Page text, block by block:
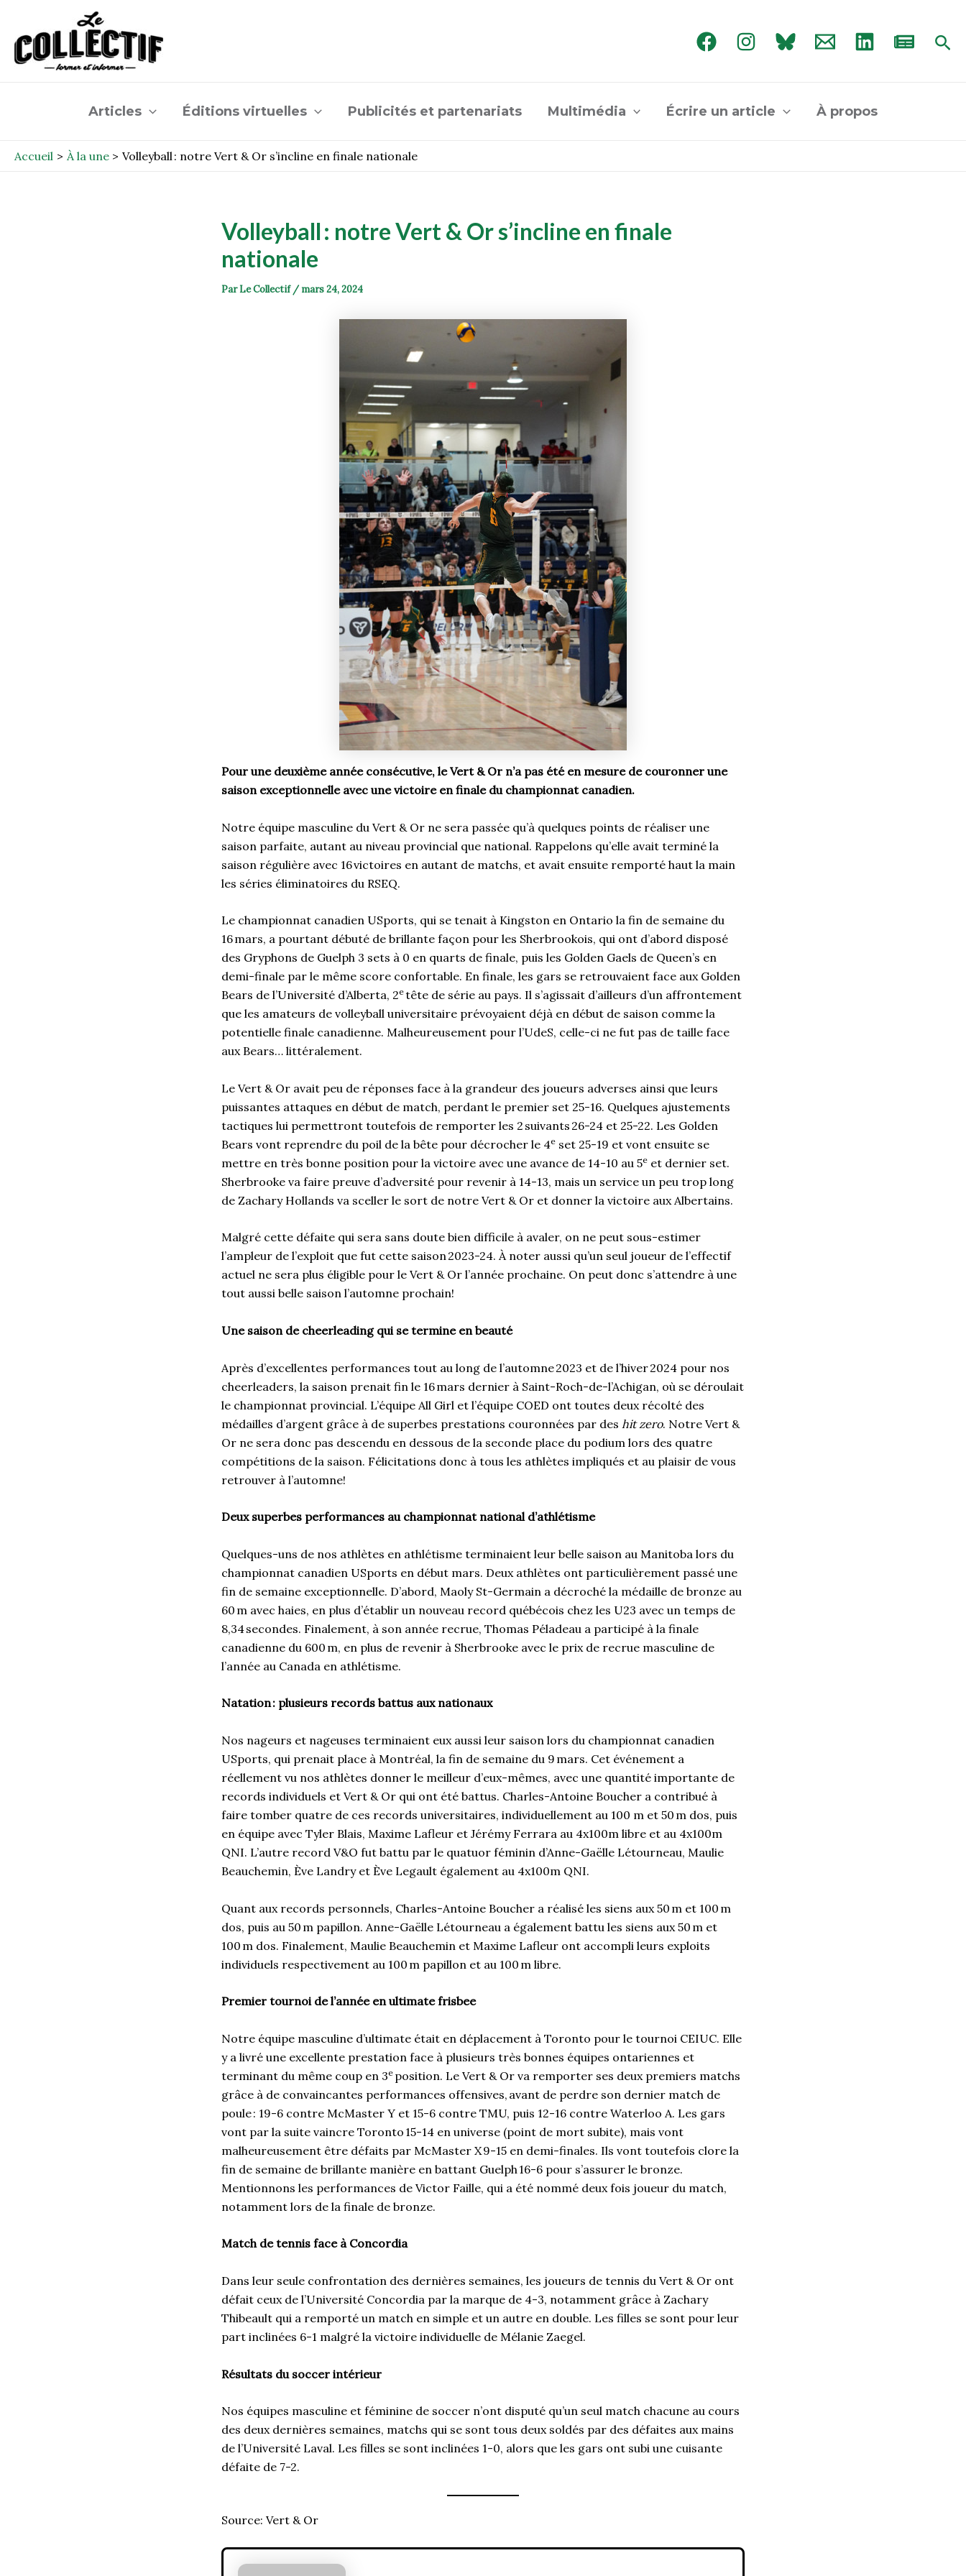
contenu
Articles Éditions virtuelles Publicités et partenariats Multimédia Écrire un article À propos
Accueil À la une Volleyball : notre Vert & Or s’incline en finale nationale
Volleyball : notre Vert & Or s’incline en finale
nationale
ParLe Collectif / mars 24, 2024
Pour une deuxième année consécutive, le Vert & Or n’a pas été en mesure de couronner une
saison exceptionnelle avec une victoire en finale du championnat canadien.
Notre équipe masculine du Vert & Or ne sera passée qu’à quelques points de réaliser une
saison parfaite, autant au niveau provincial que national. Rappelons qu’elle avait terminé la
saison régulière avec 16 victoires en autant de matchs, et avait ensuite remporté haut la main
les séries éliminatoires du RSEQ.
Le championnat canadien USports, qui se tenait à Kingston en Ontario la fin de semaine du
16 mars, a pourtant débuté de brillante façon pour les Sherbrookois, qui ont d’abord disposé
des Gryphons de Guelph 3 sets à 0 en quarts de finale, puis les Golden Gaels de Queen’s en
demi-finale par le même score confortable. En finale, les gars se retrouvaient face aux Golden
Bears de l’Université d’Alberta, 2etête de série au pays. Il s’agissait d’ailleurs d’un affrontement
que les amateurs de volleyball universitaire prévoyaient déjà en début de saison comme la
potentielle finale canadienne. Malheureusement pour l’UdeS, celle-ci ne fut pas de taille face
aux Bears… littéralement.
Le Vert & Or avait peu de réponses face à la grandeur des joueurs adverses ainsi que leurs
puissantes attaques en début de match, perdant le premier set 25-16. Quelques ajustements
tactiques lui permettront toutefois de remporter les 2 suivants 26-24 et 25-22. Les Golden
Bears vont reprendre du poil de la bête pour décrocher le 4e set 25-19 et vont ensuite se
mettre en très bonne position pour la victoire avec une avance de 14-10 au 5e et dernier set.
Sherbrooke va faire preuve d’adversité pour revenir à 14-13, mais un service un peu trop long
de Zachary Hollands va sceller le sort de notre Vert & Or et donner la victoire aux Albertains.
Malgré cette défaite qui sera sans doute bien difficile à avaler, on ne peut sous-estimer
l’ampleur de l’exploit que fut cette saison 2023-24. À noter aussi qu’un seul joueur de l’effectif
actuel ne sera plus éligible pour le Vert & Or l’année prochaine. On peut donc s’attendre à une
tout aussi belle saison l’automne prochain!
Une saison de cheerleading qui se termine en beauté
Après d’excellentes performances tout au long de l’automne 2023 et de l’hiver 2024 pour nos
cheerleaders, la saison prenait fin le 16 mars dernier à Saint-Roch-de-l’Achigan, où se déroulait
le championnat provincial. L’équipe All Girl et l’équipe COED ont toutes deux récolté des
médailles d’argent grâce à de superbes prestations couronnées par des hit zero. Notre Vert &
Or ne sera donc pas descendu en dessous de la seconde place du podium lors des quatre
compétitions de la saison. Félicitations donc à tous les athlètes impliqués et au plaisir de vous
retrouver à l’automne!
Deux superbes performances au championnat national d’athlétisme
Quelques-uns de nos athlètes en athlétisme terminaient leur belle saison au Manitoba lors du
championnat canadien USports en début mars. Deux athlètes ont particulièrement passé une
fin de semaine exceptionnelle. D’abord, Maoly St-Germain a décroché la médaille de bronze au
60 m avec haies, en plus d’établir un nouveau record québécois chez les U23 avec un temps de
8,34 secondes. Finalement, à son année recrue, Thomas Péladeau a participé à la finale
canadienne du 600 m, en plus de revenir à Sherbrooke avec le prix de recrue masculine de
l’année au Canada en athlétisme.
Natation : plusieurs records battus aux nationaux
Nos nageurs et nageuses terminaient eux aussi leur saison lors du championnat canadien
USports, qui prenait place à Montréal, la fin de semaine du 9 mars. Cet événement a
réellement vu nos athlètes donner le meilleur d’eux-mêmes, avec une quantité importante de
records individuels et Vert & Or qui ont été battus. Charles-Antoine Boucher a contribué à
faire tomber quatre de ces records universitaires, individuellement au 100 m et 50 m dos, puis
en équipe avec Tyler Blais, Maxime Lafleur et Jérémy Ferrara au 4x100m libre et au 4x100m
QNI. L’autre record V&O fut battu par le quatuor féminin d’Anne-Gaëlle Létourneau, Maulie
Beauchemin, Ève Landry et Ève Legault également au 4x100m QNI.
Quant aux records personnels, Charles-Antoine Boucher a réalisé les siens aux 50 m et 100 m
dos, puis au 50 m papillon. Anne-Gaëlle Létourneau a également battu les siens aux 50 m et
100 m dos. Finalement, Maulie Beauchemin et Maxime Lafleur ont accompli leurs exploits
individuels respectivement au 100 m papillon et au 100 m libre.
Premier tournoi de l’année en ultimate frisbee
Notre équipe masculine d’ultimate était en déplacement à Toronto pour le tournoi CEIUC. Elle
y a livré une excellente prestation face à plusieurs très bonnes équipes ontariennes et
terminant du même coup en 3e position. Le Vert & Or va remporter ses deux premiers matchs
grâce à de convaincantes performances offensives, avant de perdre son dernier match de
poule : 19-6 contre McMaster Y et 15-6 contre TMU, puis 12-16 contre Waterloo A. Les gars
vont par la suite vaincre Toronto 15-14 en universe (point de mort subite), mais vont
malheureusement être défaits par McMaster X 9-15 en demi-finales. Ils vont toutefois clore la
fin de semaine de brillante manière en battant Guelph 16-6 pour s’assurer le bronze.
Mentionnons les performances de Victor Faille, qui a été nommé deux fois joueur du match,
notamment lors de la finale de bronze.
Match de tennis face à Concordia
Dans leur seule confrontation des dernières semaines, les joueurs de tennis du Vert & Or ont
défait ceux de l’Université Concordia par la marque de 4-3, notamment grâce à Zachary
Thibeault qui a remporté un match en simple et un autre en double. Les filles se sont pour leur
part inclinées 6-1 malgré la victoire individuelle de Mélanie Zaegel.
Résultats du soccer intérieur
Nos équipes masculine et féminine de soccer n’ont disputé qu’un seul match chacune au cours
des deux dernières semaines, matchs qui se sont tous deux soldés par des défaites aux mains
de l’Université Laval. Les filles se sont inclinées 1-0, alors que les gars ont subi une cuisante
défaite de 7-2.
Source: Vert & Or